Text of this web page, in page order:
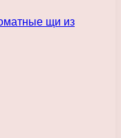
щи из